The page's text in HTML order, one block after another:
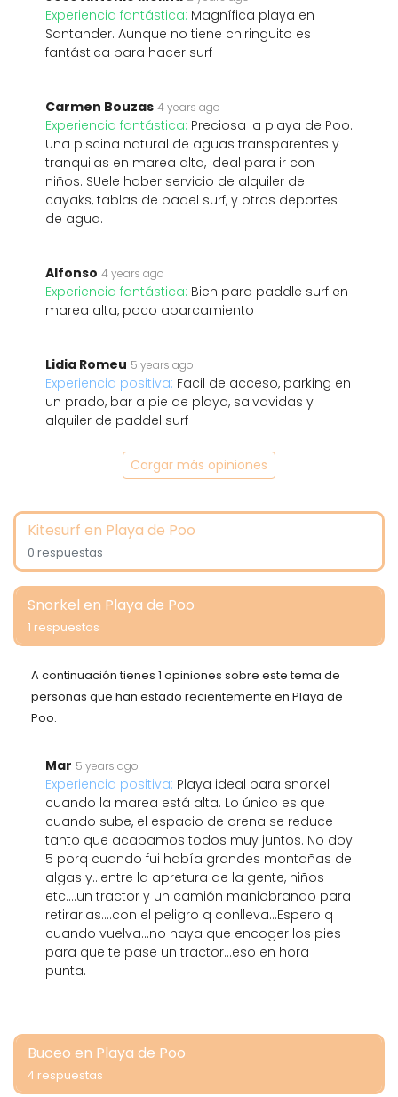
Experiencia fantástica: Magnífica playa en
Santander. Aunque no tiene chiringuito es
fantástica para hacer surf
Carmen Bouzas 4 years ago
Experiencia fantástica: Preciosa la playa de Poo.
Una piscina natural de aguas transparentes y
tranquilas en marea alta, ideal para ir con
niños. SUele haber servicio de alquiler de
cayaks, tablas de padel surf, y otros deportes
de agua.
Alfonso 4 years ago
Experiencia fantástica: Bien para paddle surf en
marea alta, poco aparcamiento
Lidia Romeu 5 years ago
Experiencia positiva: Facil de acceso, parking en
un prado, bar a pie de playa, salvavidas y
alquiler de paddel surf
Cargar más opiniones
Kitesurf en Playa de Poo
0 respuestas
Snorkel en Playa de Poo
1 respuestas
A continuación tienes 1 opiniones sobre este tema de
personas que han estado recientemente en Playa de
Poo.
Mar 5 years ago
Experiencia positiva: Playa ideal para snorkel
cuando la marea está alta. Lo único es que
cuando sube, el espacio de arena se reduce
tanto que acabamos todos muy juntos. No doy
5 porq cuando fui había grandes montañas de
algas y...entre la apretura de la gente, niños
etc....un tractor y un camión maniobrando para
retirarlas....con el peligro q conlleva...Espero q
cuando vuelva...no haya que encoger los pies
para que te pase un tractor...eso en hora
punta.
Buceo en Playa de Poo
4 respuestas